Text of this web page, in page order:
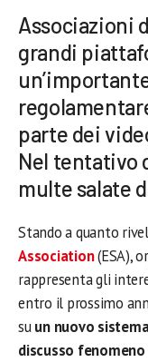
Associazioni
grandi
parte dei
Nel tentativo
multe salate
Stando a quanto
Association(ESA),
rappresenta gli
entro il prossimo
suun nuovo
discusso